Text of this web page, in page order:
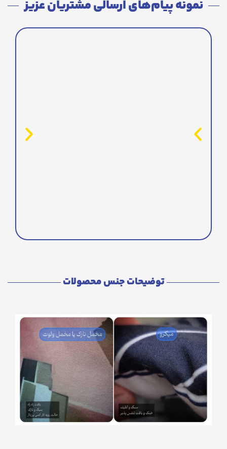
نمونه پیام‌های ارسالی مشتریان عزیز
توضیحات جنس محصولات